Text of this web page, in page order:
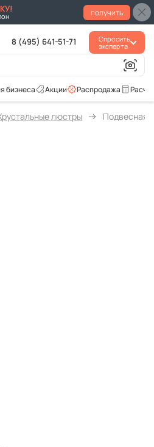
получить
8 (495) 641-51-71
Спросить
эксперта
Распродажа
Акции
бизнеса
люстры Подвесная